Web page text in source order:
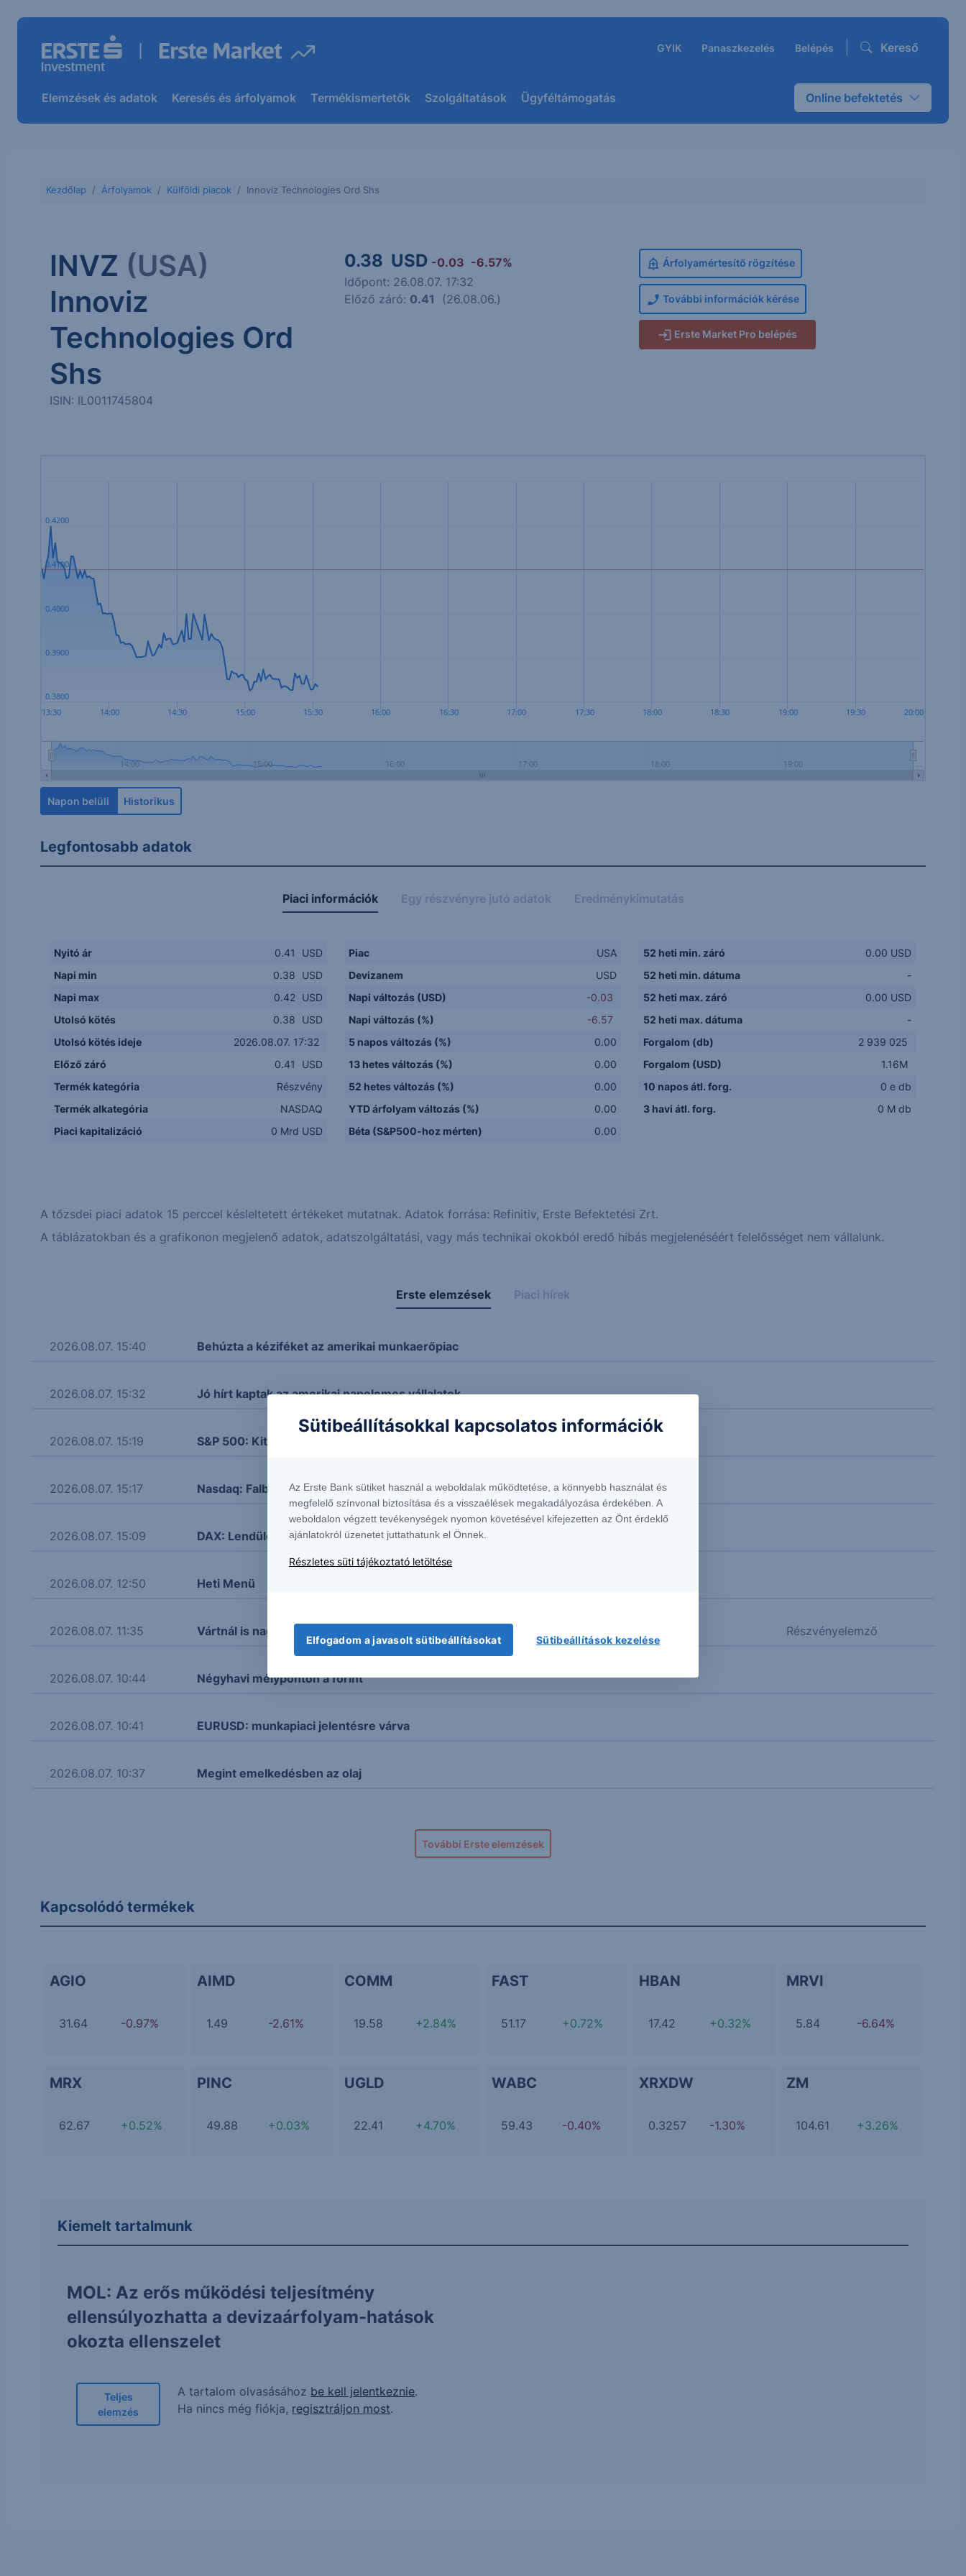
GYIK Panaszkezelés Belépés Kereső
Elemzések és adatok Keresés és árfolyamok Termékismertetők Szolgáltatások Ügyféltámogatás Online befektetés
Kezdőlap Árfolyamok Külföldi piacok Innoviz Technologies Ord Shs
INVZ (USA)
Innoviz
Technologies Ord
Shs
ISIN: IL0011745804
0.38 USD -0.03 -6.57%
Időpont: 26.08.07. 17:32
Előző záró: 0.41 (26.08.06.)
Árfolyamértesítő rögzítése
További információk kérése
Erste Market Pro belépés
13:30 14:00 14:30 15:00 15:30 16:00 16:30 17:00 17:30 18:00 18:30 19:00 19:30 20:00
14:00 15:00 16:00 17:00 18:00 19:00 …
0.3800
0.3900
0.4000
0.4100
0.4200
Napon belüli Historikus
Legfontosabb adatok
Piaci információk Egy részvényre jutó adatok Eredménykimutatás
Nyitó ár 0.41
USD
Napi min
0.38
USD
Napi max
0.42
USD
Utolsó kötés
0.38
USD
Utolsó kötés ideje
2026.08.07. 17:32
Előző záró
0.41
USD
Termék kategória
Részvény
Termék alkategória
NASDAQ
Piaci kapitalizáció
0 Mrd USD
Piac
USA
Devizanem
USD
Napi változás (USD)
-0.03
Napi változás (%)
-6.57
5 napos változás (%)
0.00
13 hetes változás (%)
0.00
52 hetes változás (%)
0.00
YTD árfolyam változás (%)
0.00
Béta (S&P500-hoz mérten)
0.00
52 heti min. záró
0.00 USD
52 heti min. dátuma
-
52 heti max. záró
0.00 USD
52 heti max. dátuma
-
Forgalom (db)
2 939 025
Forgalom (USD)
1.16M
10 napos átl. forg.
0 e db
3 havi átl. forg.
0 M db
A tőzsdei piaci adatok 15 perccel késleltetett értékeket mutatnak. Adatok forrása: Refinitiv, Erste Befektetési Zrt.
A táblázatokban és a grafikonon megjelenő adatok, adatszolgáltatási, vagy más technikai okokból eredő hibás megjelenéséért felelősséget nem vállalunk.
Erste elemzések Piaci hírek
2026.08.07. 15:40 Behúzta a kéziféket az amerikai munkaerőpiac
2026.08.07. 15:32 Jó hírt kaptak az amerikai napelemes vállalatok
2026.08.07. 15:19 S&P 500: Kitört
2026.08.07. 15:17 Nasdaq: Falba ütközött
2026.08.07. 15:09 DAX: Lendületbe jött
2026.08.07. 12:50 Heti Menü
2026.08.07. 11:35 Vártnál is nagyobb rekord Részvényelemző
2026.08.07. 10:44 Négyhavi mélyponton a forint
2026.08.07. 10:41 EURUSD: munkapiaci jelentésre várva
2026.08.07. 10:37 Megint emelkedésben az olaj
További Erste elemzések
Kapcsolódó termékek
AGIO
31.64 -0.97%
AIMD
1.49 -2.61%
COMM
19.58 +2.84%
FAST
51.17 +0.72%
HBAN
17.42 +0.32%
MRVI
5.84 -6.64%
MRX
62.67 +0.52%
PINC
49.88 +0.03%
UGLD
22.41 +4.70%
WABC
59.43 -0.40%
XRXDW
0.3257 -1.30%
ZM
104.61 +3.26%
Kiemelt tartalmunk
MOL: Az erős működési teljesítmény
ellensúlyozhatta a devizaárfolyam-hatások
okozta ellenszelet
Teljes
elemzés
A tartalom olvasásához be kell jelentkeznie.
Ha nincs még fiókja, regisztráljon most.
Sütibeállításokkal kapcsolatos információk
Az Erste Bank sütiket használ a weboldalak működtetése, a könnyebb használat és
megfelelő színvonal biztosítása és a visszaélések megakadályozása érdekében. A
weboldalon végzett tevékenységek nyomon követésével kifejezetten az Önt érdeklő
ajánlatokról üzenetet juttathatunk el Önnek.
Részletes süti tájékoztató letöltése
Elfogadom a javasolt sütibeállításokat Sütibeállítások kezelése